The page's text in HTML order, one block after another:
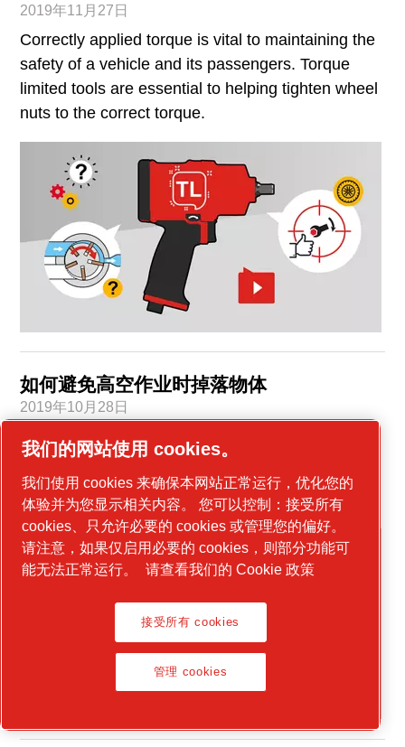
2019年11月27日
Correctly applied torque is vital to maintaining the
safety of a vehicle and its passengers. Torque
limited tools are essential to helping tighten wheel
nuts to the correct torque.
如何避免高空作业时掉落物体
2019年10月28日
附件 工具 安全
在您的工作场所帮助防止工具掉落的最佳实践和提
示。
我们的网站使用 cookies。
我们使用 cookies 来确保本网站正常运行，优化您的
体验并为您显示相关内容。 您可以控制：接受所有
cookies、只允许必要的 cookies 或管理您的偏好。
请注意，如果仅启用必要的 cookies，则部分功能可
能无法正常运行。
请查看我们的 Cookie 政策
接受所有 cookies
管理 cookies